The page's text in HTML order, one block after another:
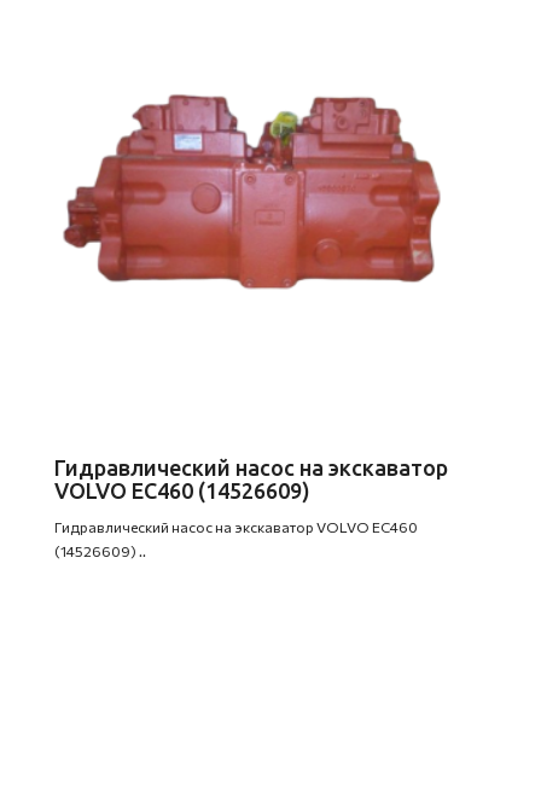
Гидравлический насос на экскаватор
VOLVO EC460 (14526609)
Гидравлический насос на экскаватор VOLVO EC460
(14526609) ..